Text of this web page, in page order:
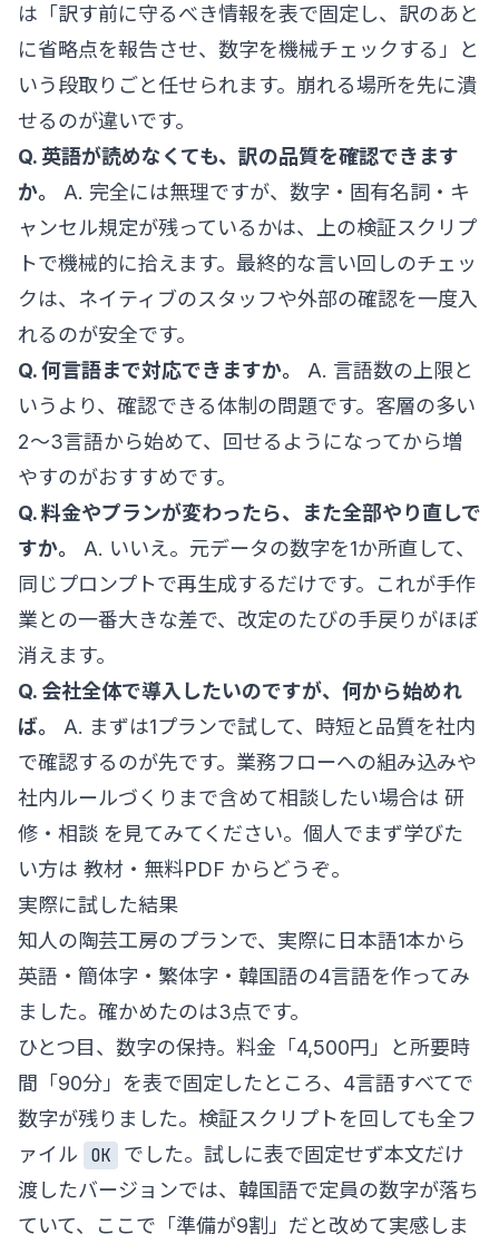
は「訳す前に守るべき情報を表で固定し、訳のあと
に省略点を報告させ、数字を機械チェックする」と
いう段取りごと任せられます。崩れる場所を先に潰
せるのが違いです。
Q. 英語が読めなくても、訳の品質を確認できます
か。
A. 完全には無理ですが、数字・固有名詞・キ
ャンセル規定が残っているかは、上の検証スクリプ
トで機械的に拾えます。最終的な言い回しのチェッ
クは、ネイティブのスタッフや外部の確認を一度入
れるのが安全です。
Q. 何言語まで対応できますか。
A. 言語数の上限と
いうより、確認できる体制の問題です。客層の多い
2〜3言語から始めて、回せるようになってから増
やすのがおすすめです。
Q. 料金やプランが変わったら、また全部やり直しで
すか。
A. いいえ。元データの数字を1か所直して、
同じプロンプトで再生成するだけです。これが手作
業との一番大きな差で、改定のたびの手戻りがほぼ
消えます。
Q. 会社全体で導入したいのですが、何から始めれ
ば。
A. まずは1プランで試して、時短と品質を社内
で確認するのが先です。業務フローへの組み込みや
社内ルールづくりまで含めて相談したい場合は 研
修・相談 を見てみてください。個人でまず学びた
い方は 教材・無料PDF からどうぞ。
実際に試した結果
知人の陶芸工房のプランで、実際に日本語1本から
英語・簡体字・繁体字・韓国語の4言語を作ってみ
ました。確かめたのは3点です。
ひとつ目、数字の保持。料金「4,500円」と所要時
間「90分」を表で固定したところ、4言語すべてで
数字が残りました。検証スクリプトを回しても全フ
ァイル
OK
でした。試しに表で固定せず本文だけ
渡したバージョンでは、韓国語で定員の数字が落ち
ていて、ここで「準備が9割」だと改めて実感しま